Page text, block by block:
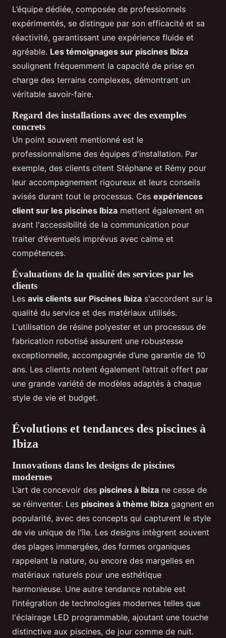
L’équipe dédiée, composée de professionnels
expérimentés, se distingue par son efficacité et sa
réactivité, garantissant une expérience fluide et
agréable. Les témoignages sur piscines Ibiza
soulignent fréquemment la capacité de prise en
charge des terrains complexes, démontrant un
véritable savoir-faire.
Regard des installations avec des exemples
concrets
Un point souvent mentionné est le
professionnalisme des équipes d'installation. Par
exemple, des clients citent Stéphane et Rémy pour
leur accompagnement rigoureux et leurs conseils
avisés durant tout le processus. Ces expériences
client sur les piscines Ibiza mettent également en
avant l'accessibilité de la communication pour
traiter d’éventuels imprévus avec calme et
compétences.
Évaluations de la qualité des services par les
clients
Les avis clients sur Piscines Ibiza s'accordent sur la
qualité du service et des matériaux utilisés.
L'utilisation de résine polyester et un processus de
fabrication robotisé assurent une robustesse
exceptionnelle, accompagnée d’une garantie de 10
ans. Les clients notent également l’attrait offert par
une grande variété de modèles adaptés à chaque
style de vie et budget.
Évolutions et tendances des piscines à
Ibiza
Innovations dans les designs de piscines
modernes
L’art de concevoir des piscines à Ibiza ne cesse de
se réinventer. Les piscines à thème Ibiza gagnent en
popularité, avec des concepts qui capturent le style
de vie unique de l'île. Les designs intègrent souvent
des plages immergées, des formes organiques
rappelant la nature, ou encore des margelles en
matériaux naturels pour une esthétique
harmonieuse. Une autre tendance notable est
l’intégration de technologies modernes telles que
l'éclairage LED programmable, ajoutant une touche
distinctive aux piscines, de jour comme de nuit.